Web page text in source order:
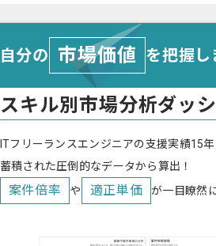
自分の 市場価値 を把握
スキル別市場分析ダッ
ITフリーランスエンジニアの支援実績15
蓄積された圧倒的なデータから算出！
案件倍率 や 適正単価 が一目瞭然